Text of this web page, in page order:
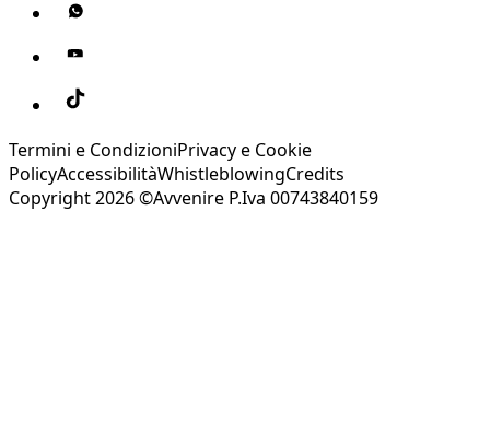
Termini e CondizioniPrivacy e Cookie
PolicyAccessibilitàWhistleblowingCredits
Copyright 2026 ©Avvenire P.Iva 00743840159